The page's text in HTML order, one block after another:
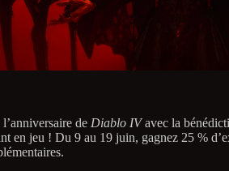
de Diablo IVavec la
en jeu ! Du 9 au 19 juin, gagnez 25 %